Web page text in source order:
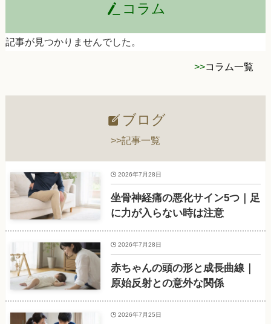
コラム
記事が見つかりませんでした。
>>コラム一覧
ブログ
>>記事一覧
坐骨神経痛の悪化サイン5つ｜足
に力が入らない時は注意
2026年7月28日
赤ちゃんの頭の形と成長曲線｜
原始反射との意外な関係
2026年7月28日
2026年7月25日